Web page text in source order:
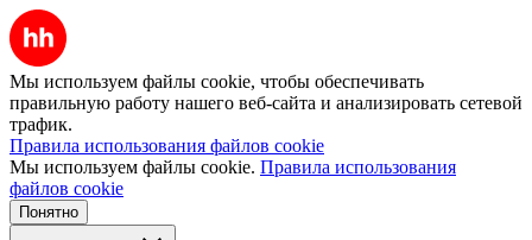
Мы используем файлы cookie, чтобы обеспечивать
правильную работу нашего веб-сайта и анализировать сетевой
трафик.
Правила использования файлов cookie
Мы используем файлы cookie. Правила использования
файлов cookie
Понятно